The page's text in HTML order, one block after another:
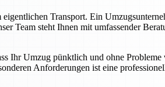
Transport. Ein
Team steht Ihnen mit umfassender
Ihr Umzug pünktlich und ohne
Anforderungen ist eine